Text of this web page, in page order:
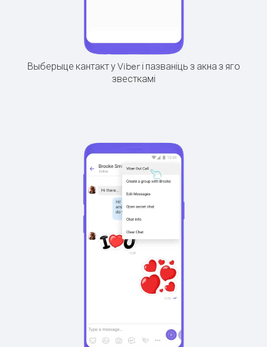
Выберыце кантакт у Viber і пазваніць з акна з яго
звесткамі